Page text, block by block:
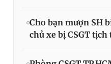
Cho bạn mượn SH
chủ xe bị CSGT